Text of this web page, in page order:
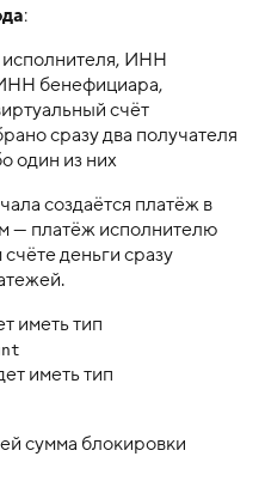
:
исполнителя, ИНН
бенефициара,
счёт
сразу два получателя
один из них
создаётся платёж в
— платёж исполнителю
деньги сразу
иметь тип
иметь тип
сумма блокировки